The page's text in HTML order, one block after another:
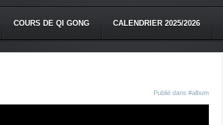
COURS DE QI GONG CALENDRIER 2025/2026
Publié dans #album